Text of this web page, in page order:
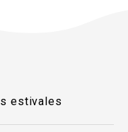
estivales